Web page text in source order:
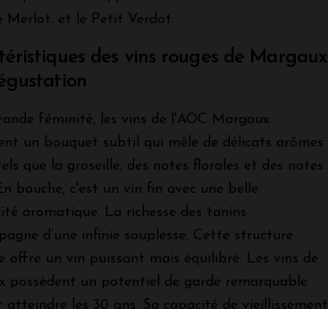
Merlot. et le Petit Verdot.
des vins rouges de Margaux
féminité, les vins de l'AOC Margaux
un bouquet subtil qui mêle de délicats arômes
que la groseille, des notes florales et des notes
bouche, c'est un vin fin avec une belle
aromatique. La richesse des tanins
d’une infinie souplesse. Cette structure
offre un vin puissant mais équilibré. Les vins de
possèdent un potentiel de garde remarquable
atteindre les 30 ans. Sa capacité de vieillissement